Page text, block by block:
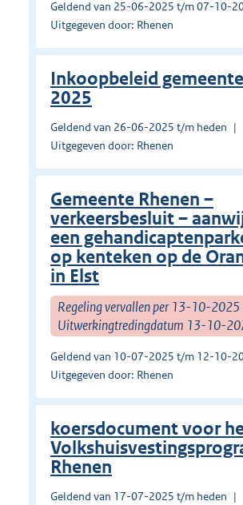
Geldend van 25-06-2025 t/m 07-10-
Uitgegeven door: Rhenen
Inkoopbeleid
2025
Geldend van 26-06-2025 t/m heden
Uitgegeven door: Rhenen
Gemeente Rhenen –
verkeersbesluit –
een
op kenteken op de
in Elst
Regeling vervallen per 13-10-2025
Uitwerkingtredingdatum 13-10-
Geldend van 10-07-2025 t/m 12-10-
Uitgegeven door: Rhenen
koersdocument voor
Rhenen
Geldend van 17-07-2025 t/m heden